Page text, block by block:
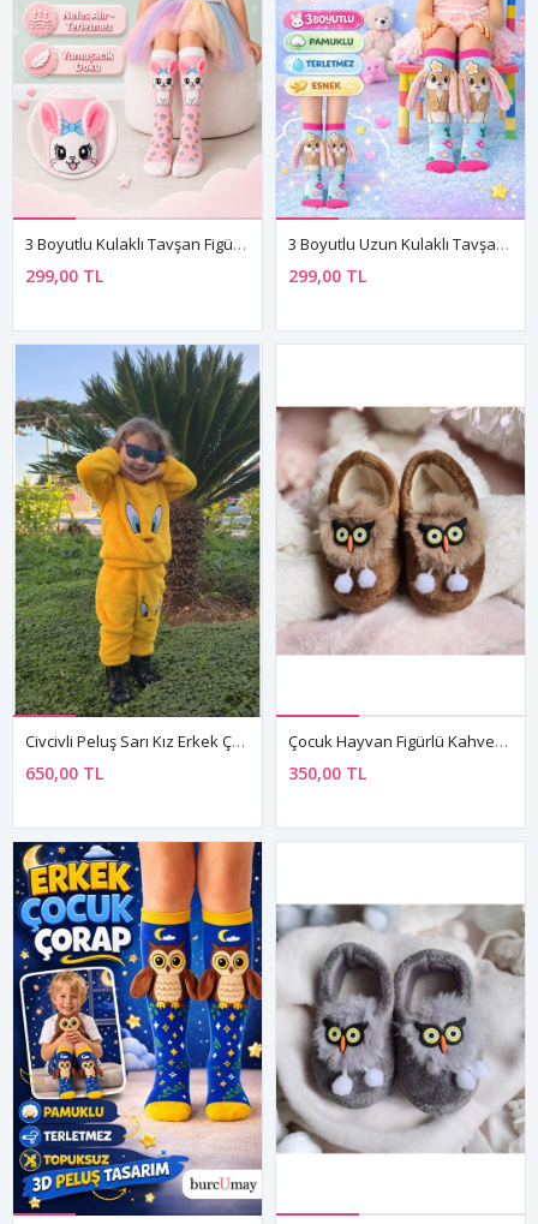
3 Boyutlu Kulaklı Tavşan Figürlü Pembe Kız Çocuk Pamuklu Dizaltı Çorap
299,00 TL
3 Boyutlu Uzun Kulaklı Tavşan Figürlü Kız Çocuk Dizaltı Çorap - Eğlenceli Pamuklu Çorap
299,00 TL
Civcivli Peluş Sarı Kız Erkek Çocuk Kışlık Pamuklu Pijama Takımı
650,00 TL
Çocuk Hayvan Figürlü Kahverengi Erkek Kız Unisex Panduf Kışlık Yumuşak Peluş Ev Ayakkabısı
350,00 TL